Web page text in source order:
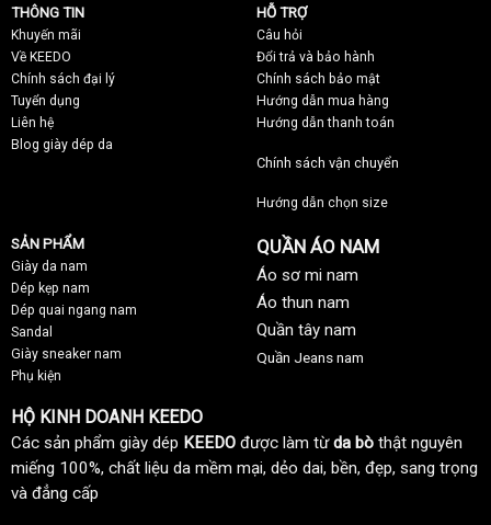
THÔNG TIN
Khuyến mãi
Về KEEDO
Chính sách đại lý
Tuyển dụng
Liên hệ
Blog giày dép da
HỖ TRỢ
Câu hỏi
Đổi trả và bảo hành
Chính sách bảo mật
Hướng dẫn mua hàng
Hướng dẫn thanh toán
Chính sách vận chuyển
Hướng dẫn chọn size
SẢN PHẨM
Giày da nam
Dép kẹp nam
Dép quai ngang nam
Sandal
Giày sneaker nam
Phụ kiện
QUẦN ÁO NAM
Áo sơ mi nam
Áo thun nam
Quần tây nam
Quần Jeans nam
HỘ KINH DOANH KEEDO
Các sản phẩm giày dép KEEDO được làm từda bò thật nguyên
miếng 100%, chất liệu da mềm mại, dẻo dai, bền, đẹp, sang trọng
và đẳng cấp